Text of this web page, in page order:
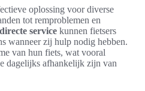
oplossing voor diverse
tot remproblemen en
directe service kunnen fietsers
wanneer zij hulp nodig hebben.
van hun fiets, wat vooral
dagelijks afhankelijk zijn van